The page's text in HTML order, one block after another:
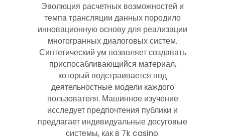
Эволюция расчетных возможностей и
темпа трансляции данных породило
инновационную основу для реализации
многогранных диалоговых систем.
Синтетический ум позволяет создавать
приспосабливающийся материал,
который подстраивается под
деятельностные модели каждого
пользователя. Машинное изучение
исследует предпочтения публики и
предлагает индивидуальные досуговые
системы, как в 7k casino.